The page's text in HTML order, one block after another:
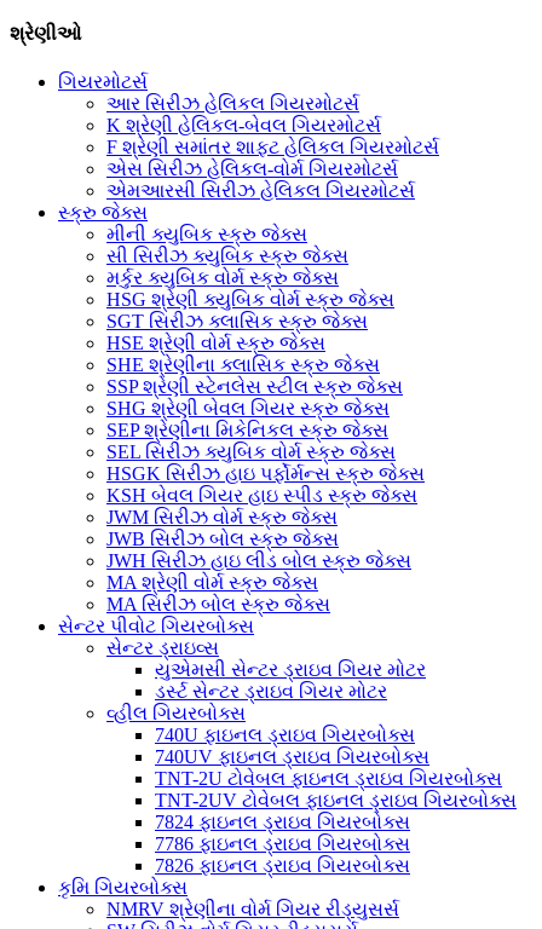
શ્રેણીઓ
ગિયરમોટર્સ
આર સિરીઝ હેલિકલ ગિયરમોટર્સ
K શ્રેણી હેલિકલ-બેવલ ગિયરમોટર્સ
F શ્રેણી સમાંતર શાફ્ટ હેલિકલ ગિયરમોટર્સ
એસ સિરીઝ હેલિકલ-વોર્મ ગિયરમોટર્સ
એમઆરસી સિરીઝ હેલિકલ ગિયરમોટર્સ
સ્ક્રુ જેક્સ
મીની ક્યુબિક સ્ક્રુ જેક્સ
સી સિરીઝ ક્યુબિક સ્ક્રુ જેક્સ
મર્કુર ક્યુબિક વોર્મ સ્ક્રુ જેક્સ
HSG શ્રેણી ક્યુબિક વોર્મ સ્ક્રુ જેક્સ
SGT સિરીઝ ક્લાસિક સ્ક્રુ જેક્સ
HSE શ્રેણી વોર્મ સ્ક્રુ જેક્સ
SHE શ્રેણીના ક્લાસિક સ્ક્રુ જેક્સ
SSP શ્રેણી સ્ટેનલેસ સ્ટીલ સ્ક્રુ જેક્સ
SHG શ્રેણી બેવલ ગિયર સ્ક્રુ જેક્સ
SEP શ્રેણીના મિકેનિકલ સ્ક્રુ જેક્સ
SEL સિરીઝ ક્યુબિક વોર્મ સ્ક્રુ જેક્સ
HSGK સિરીઝ હાઇ પર્ફોર્મન્સ સ્ક્રુ જેક્સ
KSH બેવલ ગિયર હાઇ સ્પીડ સ્ક્રુ જેક્સ
JWM સિરીઝ વોર્મ સ્ક્રુ જેક્સ
JWB સિરીઝ બોલ સ્ક્રુ જેક્સ
JWH સિરીઝ હાઇ લીડ બોલ સ્ક્રુ જેક્સ
MA શ્રેણી વોર્મ સ્ક્રુ જેક્સ
MA સિરીઝ બોલ સ્ક્રુ જેક્સ
સેન્ટર પીવોટ ગિયરબોક્સ
સેન્ટર ડ્રાઇવ્સ
યુએમસી સેન્ટર ડ્રાઇવ ગિયર મોટર
ડર્સ્ટ સેન્ટર ડ્રાઇવ ગિયર મોટર
વ્હીલ ગિયરબોક્સ
740U ફાઇનલ ડ્રાઇવ ગિયરબોક્સ
740UV ફાઇનલ ડ્રાઇવ ગિયરબોક્સ
TNT-2U ટોવેબલ ફાઇનલ ડ્રાઇવ ગિયરબોક્સ
TNT-2UV ટોવેબલ ફાઇનલ ડ્રાઇવ ગિયરબોક્સ
7824 ફાઇનલ ડ્રાઇવ ગિયરબોક્સ
7786 ફાઇનલ ડ્રાઇવ ગિયરબોક્સ
7826 ફાઇનલ ડ્રાઇવ ગિયરબોક્સ
કૃમિ ગિયરબોક્સ
NMRV શ્રેણીના વોર્મ ગિયર રીડ્યુસર્સ